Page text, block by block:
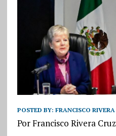
POSTED BY: FRANCISCO RIVERA
Por Francisco Rivera Cruz